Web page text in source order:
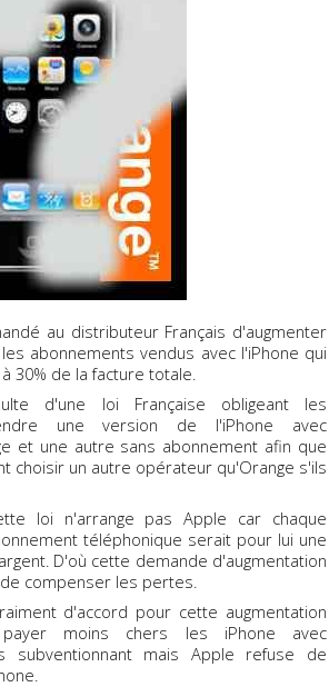
au distributeur Français d'augmenter
abonnements vendus avec l'iPhone qui
30% de la facture totale.
d'une loi Française obligeant les
une version de l'iPhone avec
et une autre sans abonnement afin que
choisir un autre opérateur qu'Orange s'ils
loi n'arrange pas Apple car chaque
téléphonique serait pour lui une
D'où cette demande d'augmentation
compenser les pertes.
d'accord pour cette augmentation
moins chers les iPhone avec
mais Apple refuse de